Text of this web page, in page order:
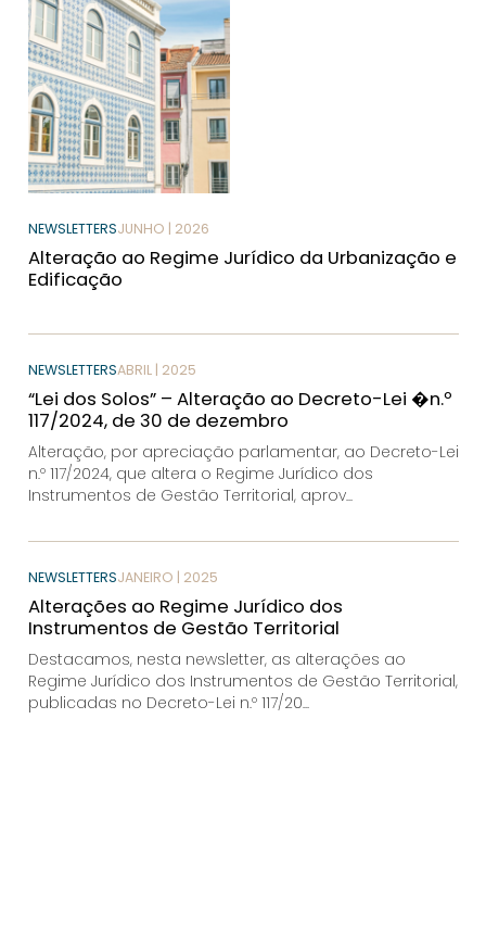
NEWSLETTERSJUNHO | 2026
Alteração ao Regime Jurídico da Urbanização e
Edificação
NEWSLETTERSABRIL | 2025
“Lei dos Solos” – Alteração ao Decreto-Lei �n.º
117/2024, de 30 de dezembro
Alteração, por apreciação parlamentar, ao Decreto-Lei
n.º 117/2024, que altera o Regime Jurídico dos
Instrumentos de Gestão Territorial, aprov...
NEWSLETTERSJANEIRO | 2025
Alterações ao Regime Jurídico dos
Instrumentos de Gestão Territorial
Destacamos, nesta newsletter, as alterações ao
Regime Jurídico dos Instrumentos de Gestão Territorial,
publicadas no Decreto-Lei n.º 117/20...